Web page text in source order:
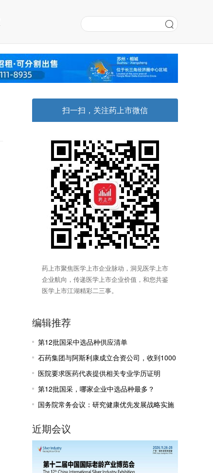
扫一扫，关注药上市微信
药上市聚焦医学上市企业脉动，洞见医学上市
企业航向，传递医学上市企业价值，和您共鉴
医学上市江湖精彩二三事。
编辑推荐
第12批国采中选品种供应清单
石药集团与阿斯利康成立合资公司，收到1000
万美元里程碑付款
医院要求医药代表提供相关专业学历证明
第12批国采，哪家企业中选品种最多？
国务院常务会议：研究健康优先发展战略实施
近期会议